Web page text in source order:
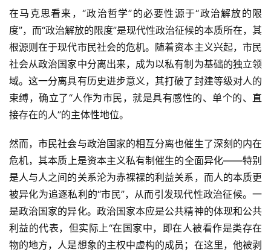
在马克思看来，“政治哲学”的必要性源于“政治解放的限
度”，而“政治解放的限度”是现代性政治征候的本质所在，其
根源则在于现代市民社会的危机。随着资本主义兴起，市民
社会从政治国家中分离出来，成为以私有制为基础的独立领
域。这一分离具有历史进步意义，其打破了封建等级对人的
束缚，确立了“人作为市民，就是具有感性的、单个的、直
接存在的人”的主体性地位。
然而，市民社会与政治国家的相互分离也催生了深刻的内在
危机，其本质上是资本主义私有制催生的全面异化——特别
是人与人之间的关系沦为赤裸裸的利益关系，而人的本质更
被异化为追逐私利的“市民”，从而引发现代性政治征候。一
是政治国家的异化。政治国家本应是公共精神的体现和公共
利益的代表，但实际上“在国家中，即在人被看作是类存在
物的地方，人是想象的主权中虚构的成员；在这里，他被剥